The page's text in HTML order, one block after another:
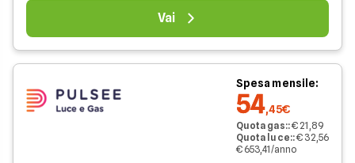
Vai
Spesa mensile:
54,45€
Quota gas::€ 21,89
Quota luce::€ 32,56
€ 653,41/anno